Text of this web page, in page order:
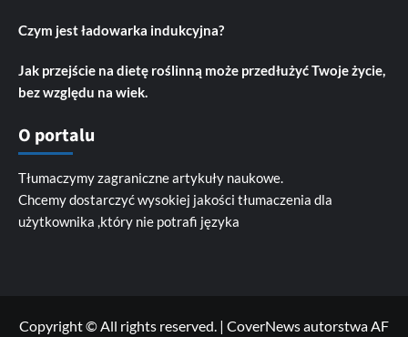
Czym jest ładowarka indukcyjna?
Jak przejście na dietę roślinną może przedłużyć Twoje życie,
bez względu na wiek.
O portalu
Tłumaczymy zagraniczne artykuły naukowe.
Chcemy dostarczyć wysokiej jakości tłumaczenia dla
użytkownika ,który nie potrafi języka
Copyright © All rights reserved. | CoverNewsautorstwa AF